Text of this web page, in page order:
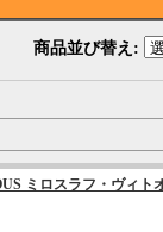
商品並び替え :
ミロスラフ・ヴィト